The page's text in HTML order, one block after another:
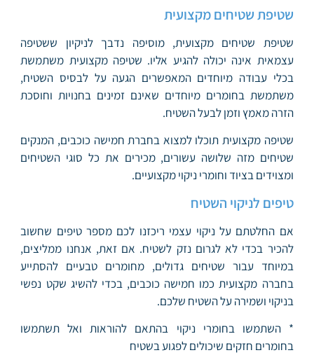
שטיפת שטיחים מקצועית
שטיפת שטיחים מקצועית, מוסיפה נדבך לניקיון ששטיפה
עצמאית אינה יכולה להגיע אליו. שטיפה מקצועית משתמשת
בכלי עבודה מיוחדים המאפשרים הגעה על לבסיס השטיח,
משתמשת בחומרים מיוחדים שאינם זמינים בחנויות וחוסכת
הזרה מאמץ וזמן לבעל השטיח.
שטיפה מקצועית תוכלו למצוא בחברת חמישה כוכבים, המנקים
שטיחים מזה שלושה עשורים, מכירים את כל סוגי השטיחים
ומצוידים בציוד וחומרי ניקוי מקצועיים.
טיפים לניקוי השטיח
אם החלטתם על ניקוי עצמי ריכזנו לכם מספר טיפים שחשוב
להכיר בכדי לא לגרום נזק לשטיח. אם זאת, אנחנו ממליצים,
במיוחד עבור שטיחים גדולים, מחומרים טבעיים להסתייע
בחברה מקצועית כמו חמישה כוכבים, בכדי להשיג שקט נפשי
בניקוי ושמירה על השטיח שלכם.
* השתמשו בחומרי ניקוי בהתאם להוראות ואל תשתמשו
בחומרים חזקים שיכולים לפגוע בשטיח